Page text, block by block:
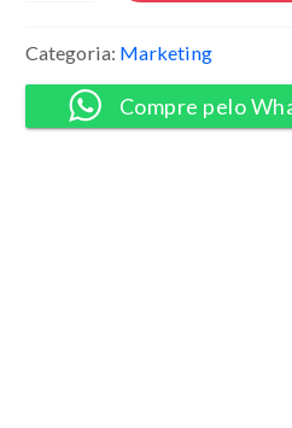
-
Alex
Vargas
quantidade
Categoria: Marketing
Compre pelo